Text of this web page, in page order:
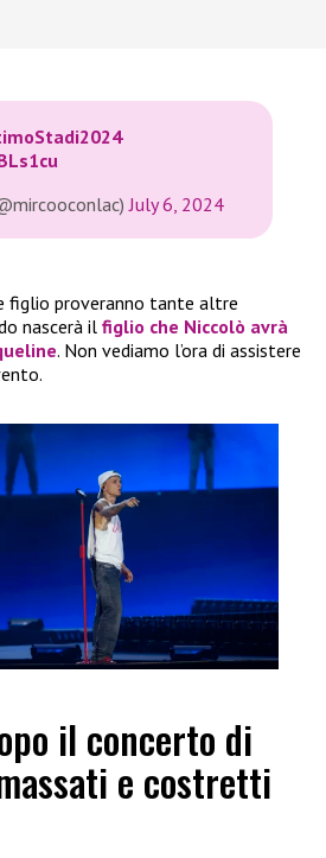
July 6, 2024
figlio proveranno tante altre
nascerà il figlio che Niccolò avrà
. Non vediamo l’ora di assistere
il concerto di
e costretti